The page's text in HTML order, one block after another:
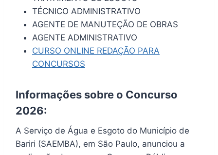
TÉCNICO ADMINISTRATIVO
AGENTE DE MANUTEÇÃO DE OBRAS
AGENTE ADMINISTRATIVO
CURSO ONLINE REDAÇÃO PARA
CONCURSOS
Informações sobre o Concurso
2026:
A Serviço de Água e Esgoto do Município de
Bariri (SAEMBA), em São Paulo, anunciou a